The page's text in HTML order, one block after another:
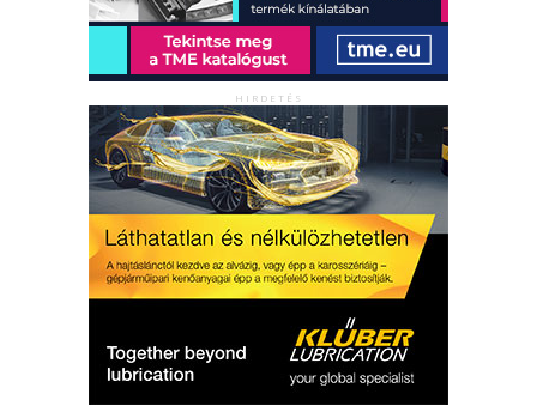
HIRDETÉS